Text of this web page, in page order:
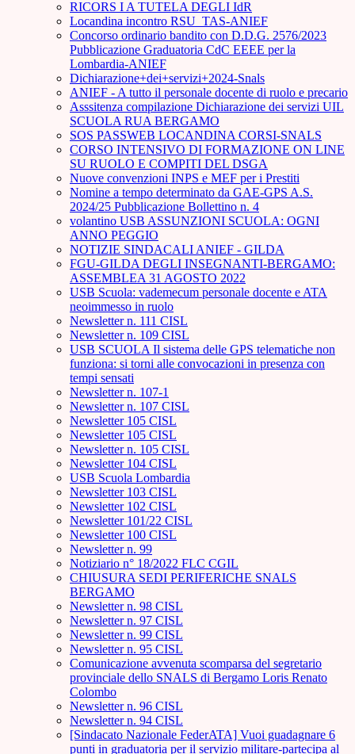
RICORS I A TUTELA DEGLI IdR
Locandina incontro RSU_TAS-ANIEF
Concorso ordinario bandito con D.D.G. 2576/2023
Pubblicazione Graduatoria CdC EEEE per la
Lombardia-ANIEF
Dichiarazione+dei+servizi+2024-Snals
ANIEF - A tutto il personale docente di ruolo e precario
Asssitenza compilazione Dichiarazione dei servizi UIL
SCUOLA RUA BERGAMO
SOS PASSWEB LOCANDINA CORSI-SNALS
CORSO INTENSIVO DI FORMAZIONE ON LINE
SU RUOLO E COMPITI DEL DSGA
Nuove convenzioni INPS e MEF per i Prestiti
Nomine a tempo determinato da GAE-GPS A.S.
2024/25 Pubblicazione Bollettino n. 4
volantino USB ASSUNZIONI SCUOLA: OGNI
ANNO PEGGIO
NOTIZIE SINDACALI ANIEF - GILDA
FGU-GILDA DEGLI INSEGNANTI-BERGAMO:
ASSEMBLEA 31 AGOSTO 2022
USB Scuola: vademecum personale docente e ATA
neoimmesso in ruolo
Newsletter n. 111 CISL
Newsletter n. 109 CISL
USB SCUOLA Il sistema delle GPS telematiche non
funziona: si torni alle convocazioni in presenza con
tempi sensati
Newsletter n. 107-1
Newsletter n. 107 CISL
Newsletter 105 CISL
Newsletter 105 CISL
Newsletter n. 105 CISL
Newsletter 104 CISL
USB Scuola Lombardia
Newsletter 103 CISL
Newsletter 102 CISL
Newsletter 101/22 CISL
Newsletter 100 CISL
Newsletter n. 99
Notiziario n° 18/2022 FLC CGIL
CHIUSURA SEDI PERIFERICHE SNALS
BERGAMO
Newsletter n. 98 CISL
Newsletter n. 97 CISL
Newsletter n. 99 CISL
Newsletter n. 95 CISL
Comunicazione avvenuta scomparsa del segretario
provinciale dello SNALS di Bergamo Loris Renato
Colombo
Newsletter n. 96 CISL
Newsletter n. 94 CISL
[Sindacato Nazionale FederATA] Vuoi guadagnare 6
punti in graduatoria per il servizio militare-partecipa al